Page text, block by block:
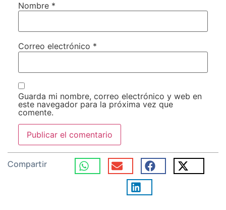
Nombre *
Correo electrónico *
Guarda mi nombre, correo electrónico y web en
este navegador para la próxima vez que
comente.
Compartir